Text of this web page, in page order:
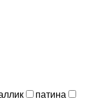
патина